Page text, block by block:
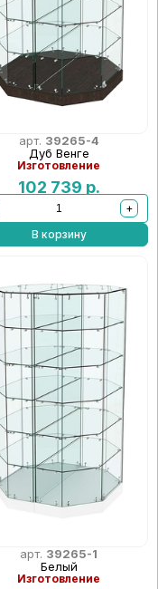
арт. 39265-4
Дуб Венге
Изготовление
102 739 р.
+
В корзину
арт. 39265-1
Белый
Изготовление